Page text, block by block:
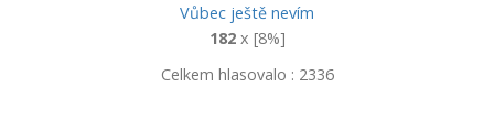
Vůbec ještě nevím
182x [8%]
Celkem hlasovalo : 2336